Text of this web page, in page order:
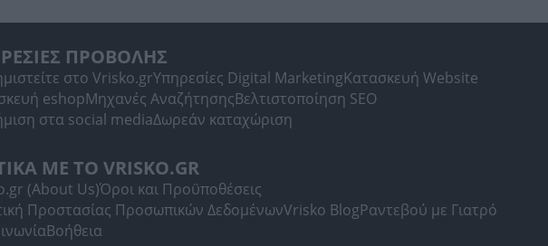
ΠΡΟΒΟΛΗΣ
στο Vrisko.grΥπηρεσίες Digital MarketingΚατασκευή Website
eshopΜηχανές ΑναζήτησηςΒελτιστοποίηση SEO
στα social mediaΔωρεάν καταχώριση
ΜΕ ΤΟ VRISKO.GR
(About Us)Όροι και Προϋποθέσεις
Προστασίας Προσωπικών ΔεδομένωνVrisko BlogΡαντεβού με Γιατρό
Βοήθεια